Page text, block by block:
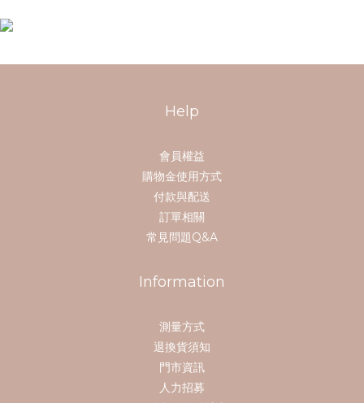
Help
會員權益
購物金使用方式
付款與配送
訂單相關
常見問題Q&A
Information
測量方式
退換貨須知
門市資訊
人力招募